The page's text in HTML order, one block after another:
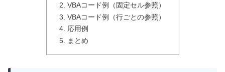
2. VBAコード例（固定セル参照）
3. VBAコード例（行ごとの参照）
4. 応用例
5. まとめ